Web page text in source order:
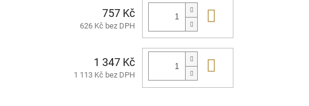
757 Kč
626 Kč bez DPH
1 347 Kč
1 113 Kč bez DPH